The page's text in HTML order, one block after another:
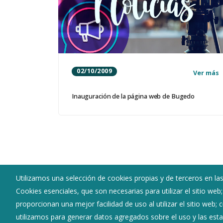
02/10/2009 Ver más
Inauguración de la página web de Bugedo
Utilizamos una selección de cookies propias y de terceros en
Cookies esenciales, que son necesarias para utilizar el sitio
proporcionan una mejor facilidad de uso al utilizar el sitio web;
utilizamos para generar datos agregados sobre el uso y las
Ayuntamiento de Bugedo
: Calle Real 13 - 09293
: 947313096